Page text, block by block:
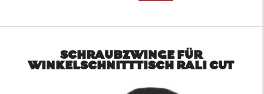
SCHRAUBZWINGE FÜR
WINKELSCHNITTTISCH RALI CUT